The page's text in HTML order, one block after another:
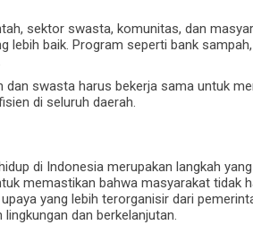
sektor swasta, komunitas, dan
lebih baik. Program seperti bank
dan swasta harus bekerja sama untuk
di seluruh daerah.
di Indonesia merupakan langkah
memastikan bahwa masyarakat tidak
yang lebih terorganisir dari
dan berkelanjutan.